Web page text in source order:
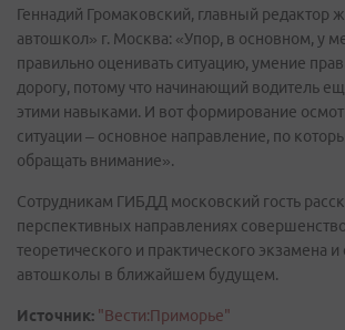
Геннадий Громаковский, главный редактор
автошкол» г. Москва: «Упор, в основном, у
правильно оценивать ситуацию, умение
дорогу, потому что начинающий водитель
этими навыками. И вот формирование
ситуации – основное направление, по
обращать внимание».
Сотрудникам ГИБДД московский гость
перспективных направлениях
теоретического и практического экзамена и
автошколы в ближайшем будущем.
Источник: "Вести:Приморье"